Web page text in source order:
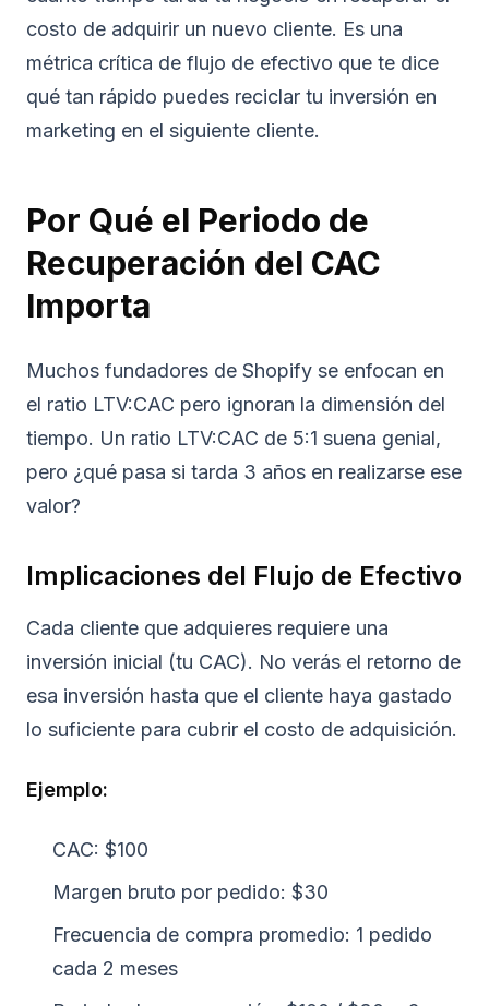
costo de adquirir un nuevo cliente. Es una
métrica crítica de flujo de efectivo que te dice
qué tan rápido puedes reciclar tu inversión en
marketing en el siguiente cliente.
Por Qué el Periodo de
Recuperación del CAC
Importa
Muchos fundadores de Shopify se enfocan en
el ratio LTV:CAC pero ignoran la dimensión del
tiempo. Un ratio LTV:CAC de 5:1 suena genial,
pero ¿qué pasa si tarda 3 años en realizarse ese
valor?
Implicaciones del Flujo de Efectivo
Cada cliente que adquieres requiere una
inversión inicial (tu CAC). No verás el retorno de
esa inversión hasta que el cliente haya gastado
lo suficiente para cubrir el costo de adquisición.
Ejemplo:
CAC: $100
Margen bruto por pedido: $30
Frecuencia de compra promedio: 1 pedido
cada 2 meses